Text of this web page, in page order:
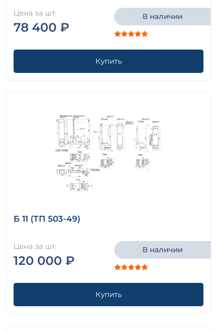
Цена за шт.
78 400 ₽
В наличии
Купить
Б 11 (ТП 503-49)
Цена за шт.
120 000 ₽
В наличии
Купить